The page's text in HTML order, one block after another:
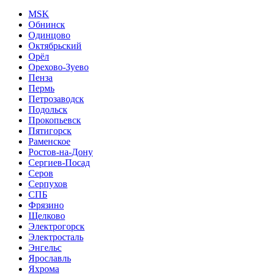
MSK
Обнинск
Одинцово
Октябрьский
Орёл
Орехово-Зуево
Пенза
Пермь
Петрозаводск
Подольск
Прокопьевск
Пятигорск
Раменское
Ростов-на-Дону
Сергиев-Посад
Серов
Серпухов
СПБ
Фрязино
Щелково
Электрогорск
Электросталь
Энгельс
Ярославль
Яхрома